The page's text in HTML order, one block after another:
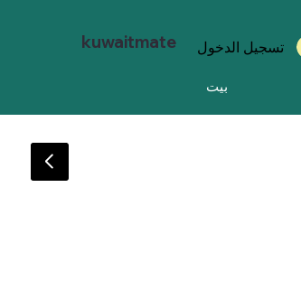
بيت
kuwaitmate تسجيل الدخول